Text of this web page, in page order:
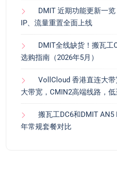
DMIT 近期功能更新一
IP、流量重置全面上线
DMIT全线缺货！搬瓦工
选购指南（2026年5月）
VollCloud 香港直连大
大带宽，CMIN2高端线路，低
搬瓦工DC6和DMIT
年常规套餐对比